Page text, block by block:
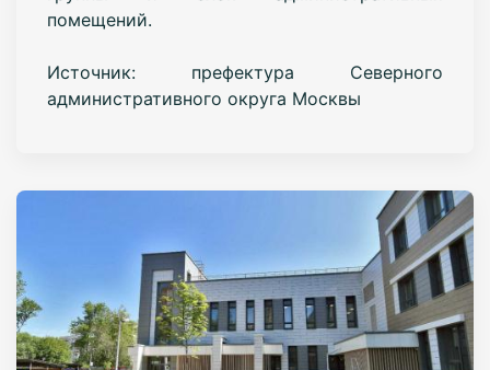
помещений.
Источник: префектура Северного
административного округа Москвы